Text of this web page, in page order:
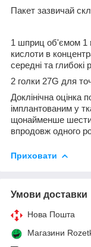
Пакет зазвичай
1 шприц об'ємом 1
кислоти в
середні та глибокі
2 голки 27G для
Доклінічна оцінка
імплантованим у
щонайменше шести
впродовж одного
Приховати
Умови доставки
Нова Пошта
Магазини